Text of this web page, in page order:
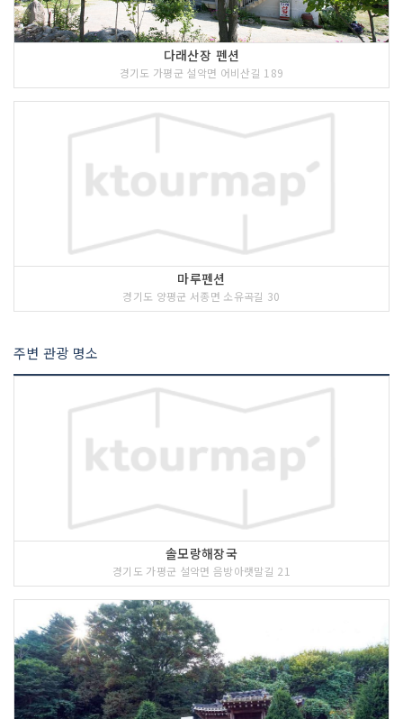
다래산장 펜션
경기도 가평군 설악면 어비산길 189
마루펜션
경기도 양평군 서종면 소유곡길 30
주변 관광 명소
솔모랑해장국
경기도 가평군 설악면 음방아랫말길 21